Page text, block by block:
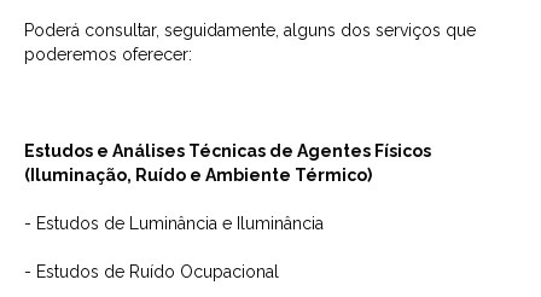
Poderá consultar, seguidamente, alguns dos serviços que
poderemos oferecer:
Estudos e Análises Técnicas de Agentes Físicos
(Iluminação, Ruído e Ambiente Térmico)
- Estudos de Luminância e Iluminância
- Estudos de Ruído Ocupacional